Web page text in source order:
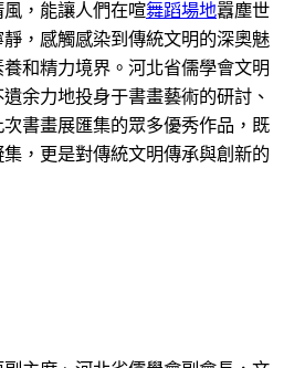
，能讓人們在喧舞蹈場地囂塵世
靜，感觸感染到傳統文明的深奧魅
和精力境界。河北省儒學會文明
余力地投身于書畫藝術的研討、
書畫展匯集的眾多優秀作品，既
，更是對傳統文明傳承與創新的